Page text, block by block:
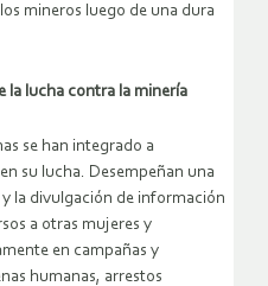
mineros luego de una dura
la lucha contra la minería
se han integrado a
su lucha. Desempeñan una
la divulgación de información
a otras mujeres y
en campañas y
humanas, arrestos